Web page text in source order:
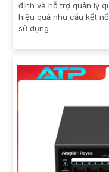
định và hỗ trợ quản lý
hiệu quả nhu cầu kết
sử dụng